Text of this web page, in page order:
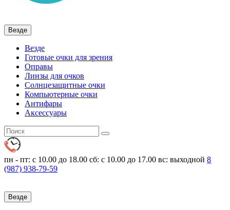
Везде
Везде
Готовые очки для зрения
Оправы
Линзы для очков
Солнцезащитные очки
Компьютерные очки
Антифары
Аксессуары
пн - пт: с 10.00 до 18.00 сб: с 10.00 до 17.00 вс: выходной 8
(987) 938-79-59
Везде